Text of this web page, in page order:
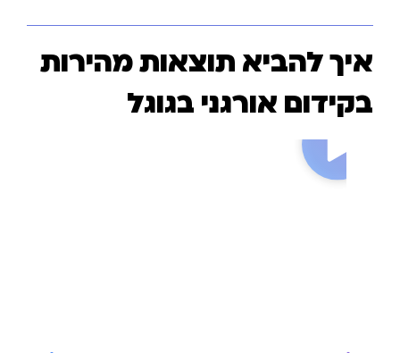
איך להביא תוצאות מהירות
בקידום אורגני בגוגל